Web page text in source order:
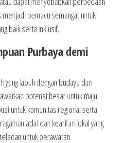
pemacu semangat untuk
baik serta inklusif.
Purbaya demi
yang labuh dengan budaya dan
potensi besar untuk maju
untuk komunitas regional serta
adat dan kearifan lokal yang
untuk perawatan